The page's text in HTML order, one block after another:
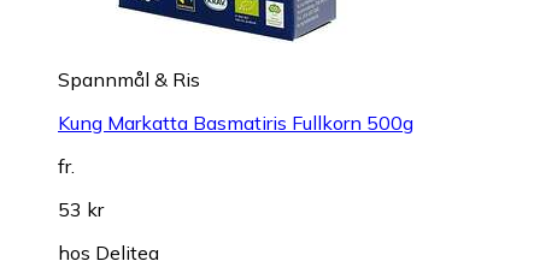
Spannmål & Ris
Kung Markatta Basmatiris Fullkorn 500g
fr.
53 kr
hos Delitea